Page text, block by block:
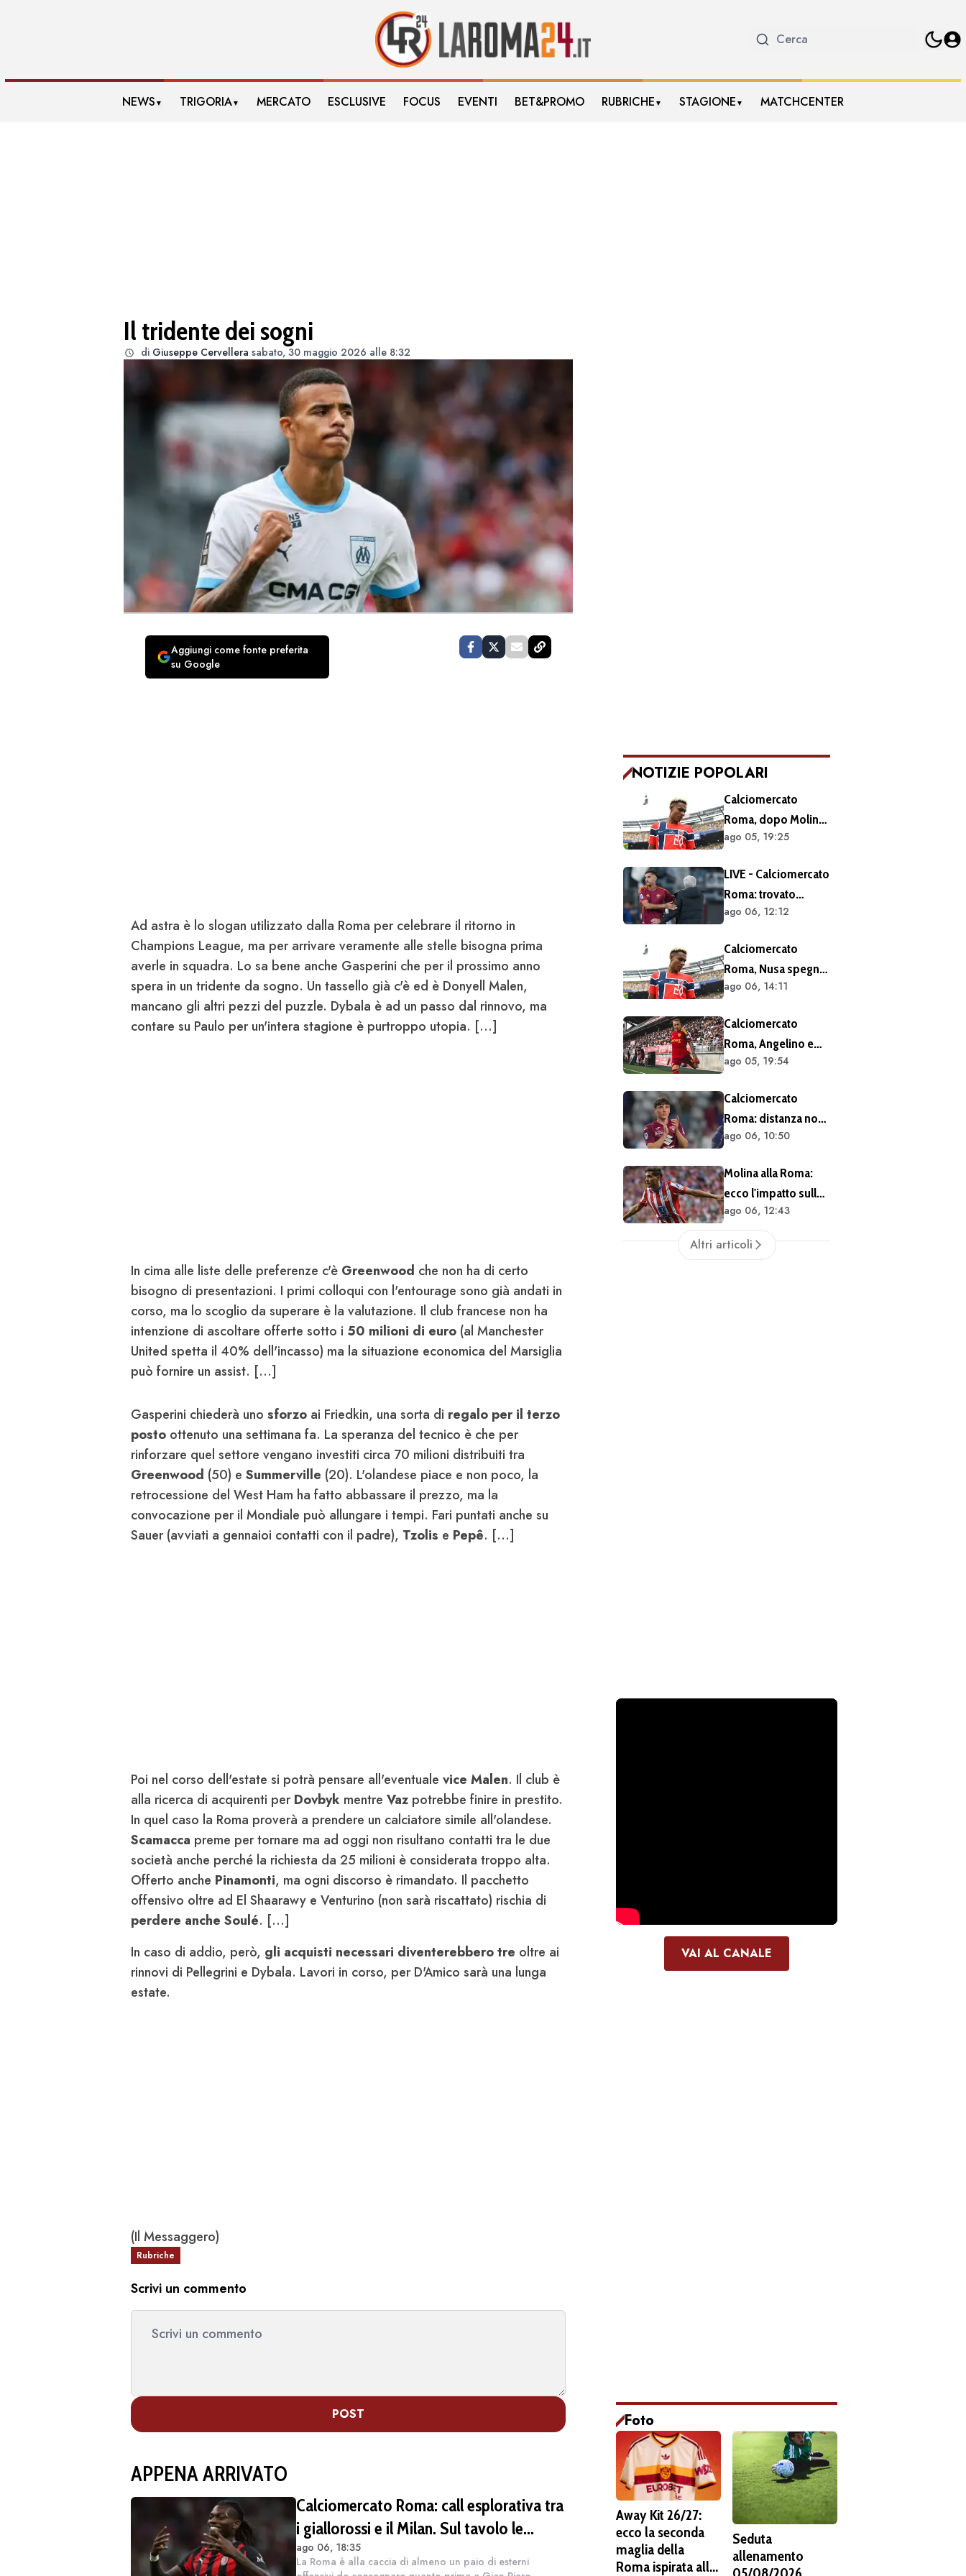
NEWS ▼ TRIGORIA▼ MERCATO ESCLUSIVE FOCUS EVENTI BET&PROMO RUBRICHE ▼ STAGIONE ▼ MATCHCENTER
Il tridente dei sogni
di Giuseppe Cervellera sabato, 30 maggio 2026 alle 8:32
Aggiungi come fonte preferita
su Google
Ad astra è lo slogan utilizzato dalla Roma per celebrare il ritorno in
Champions League, ma per arrivare veramente alle stelle bisogna prima
averle in squadra. Lo sa bene anche Gasperini che per il prossimo anno
spera in un tridente da sogno. Un tassello già c'è ed è Donyell Malen,
mancano gli altri pezzi del puzzle. Dybala è ad un passo dal rinnovo, ma
contare su Paulo per un'intera stagione è purtroppo utopia. [...]
In cima alle liste delle preferenze c'è Greenwood che non ha di certo
bisogno di presentazioni. I primi colloqui con l'entourage sono già andati in
corso, ma lo scoglio da superare è la valutazione. Il club francese non ha
intenzione di ascoltare offerte sotto i 50 milioni di euro (al Manchester
United spetta il 40% dell'incasso) ma la situazione economica del Marsiglia
può fornire un assist. [...]
Gasperini chiederà uno sforzo ai Friedkin, una sorta di regalo per il terzo
posto ottenuto una settimana fa. La speranza del tecnico è che per
rinforzare quel settore vengano investiti circa 70 milioni distribuiti tra
Greenwood (50) e Summerville (20). L'olandese piace e non poco, la
retrocessione del West Ham ha fatto abbassare il prezzo, ma la
convocazione per il Mondiale può allungare i tempi. Fari puntati anche su
Sauer (avviati a gennaioi contatti con il padre), Tzolis e Pepê. [...]
Poi nel corso dell'estate si potrà pensare all'eventuale vice Malen. Il club è
alla ricerca di acquirenti perDovbyk mentre Vaz potrebbe finire in prestito.
In quel caso la Roma proverà a prendere un calciatore simile all'olandese.
Scamacca preme per tornare ma ad oggi non risultano contatti tra le due
società anche perché la richiesta da 25 milioni è considerata troppo alta.
Offerto anche Pinamonti, ma ogni discorso è rimandato. Il pacchetto
offensivo oltre ad El Shaarawy e Venturino (non sarà riscattato) rischia di
perdere anche Soulé. [...]
In caso di addio, però, gli acquisti necessari diventerebbero tre oltre ai
rinnovi di Pellegrini e Dybala. Lavori in corso, per D'Amico sarà una lunga
estate.
(Il Messaggero)
Rubriche
Scrivi un commento
POST
APPENA ARRIVATO
Calciomercato Roma: call esplorativa tra
i giallorossi e il Milan. Sul tavolo le
situazioni di Leao e Soulé
ago 06, 18:35
La Roma è alla caccia di almeno un paio di esterni
NOTIZIE POPOLARI
Calciomercato
Roma, dopo Molina
si accelera sugli
prossimi obiettivi
ago 05, 19:25
LIVE - Calciomercato
Roma: trovato
l'accordo per il
Prolungamento di
un solo anno
ago 06, 12:12
Calciomercato
Roma, Nusa spegne
le voci sul futuro:
di lasciare il Lipsia. I
media possono
scrivere quello che
vogliono"
ago 06, 14:11
Calciomercato
Roma, Angelino e
Kumbulla salutano:
Spagna
ago 05, 19:54
Calciomercato
Roma: distanza non
siderale per
ago 06, 10:50
Molina alla Roma:
ecco l'impatto sulle
casse del club
ago 06, 12:43
Altri articoli
VAI AL CANALE
Foto
Away Kit 26/27:
ecco la seconda
maglia della
Roma ispirata alla
Seduta
allenamento